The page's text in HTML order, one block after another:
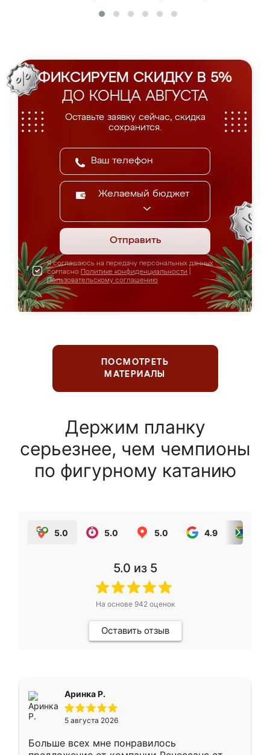
ФИКСИРУЕМ СКИДКУ В 5%
ДО КОНЦА АВГУСТА
Оставьте заявку сейчас, скидка
сохранится.
Желаемый бюджет
Отправить
Я соглашаюсь на передачу персональных данных
согласно Политике конфиденциальности
Пользовательскому соглашению
ПОСМОТРЕТЬ
МАТЕРИАЛЫ
Держим планку
серьезнее, чем чемпионы
по фигурному катанию
5.0 5.0 5.0 4.9
5.0 из 5
На основе 942оценок
Оставить отзыв
Аринка Р.
5 августа 2026
Больше всех мне понравилось